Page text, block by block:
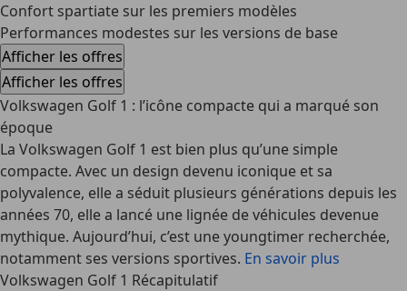
Confort spartiate sur les premiers modèles
Performances modestes sur les versions de base
Afficher les offres
Afficher les offres
Volkswagen Golf 1 : l’icône compacte qui a marqué son
époque
La Volkswagen Golf 1 est bien plus qu’une simple
compacte. Avec un design devenu iconique et sa
polyvalence, elle a séduit plusieurs générations depuis les
années 70, elle a lancé une lignée de véhicules devenue
mythique. Aujourd’hui, c’est une youngtimer recherchée,
notamment ses versions sportives. En savoir plus
Volkswagen Golf 1 Récapitulatif